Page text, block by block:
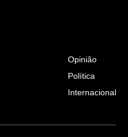
Opinião
Política
Internacional